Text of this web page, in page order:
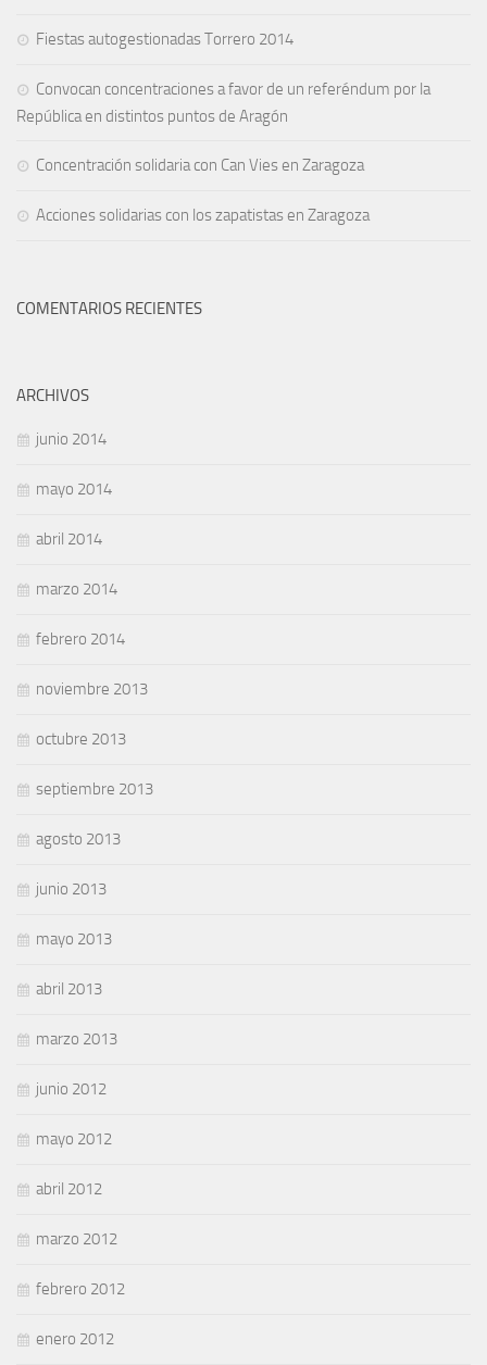
Fiestas autogestionadas Torrero 2014
Convocan concentraciones a favor de un referéndum por la
República en distintos puntos de Aragón
Concentración solidaria con Can Vies en Zaragoza
Acciones solidarias con los zapatistas en Zaragoza
COMENTARIOS RECIENTES
ARCHIVOS
junio 2014
mayo 2014
abril 2014
marzo 2014
febrero 2014
noviembre 2013
octubre 2013
septiembre 2013
agosto 2013
junio 2013
mayo 2013
abril 2013
marzo 2013
junio 2012
mayo 2012
abril 2012
marzo 2012
febrero 2012
enero 2012